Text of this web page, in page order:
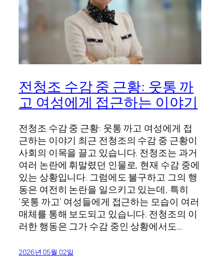
전청조 수감 중 근황: 웃통 까
고 여성에게 접근하는 이야기
전청조 수감 중 근황: 웃통 까고 여성에게 접
근하는 이야기 최근 전청조의 수감 중 근황이
사회의 이목을 끌고 있습니다. 전청조는 과거
여러 논란에 휘말렸던 인물로, 현재 수감 중에
있는 상황입니다. 그럼에도 불구하고 그의 행
동은 여전히 논란을 일으키고 있는데, 특히
‘웃통 까고’ 여성들에게 접근하는 모습이 여러
매체를 통해 보도되고 있습니다. 전청조의 이
러한 행동은 그가 수감 중인 상황에서도…
2026년 05월 02일